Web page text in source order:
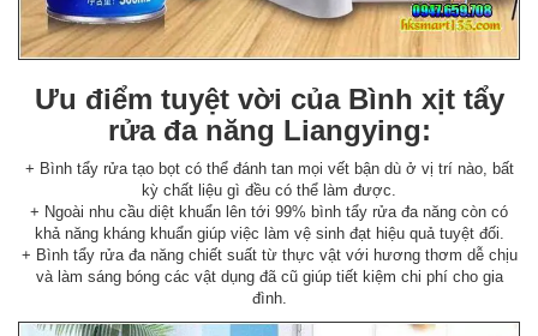
Ưu điểm tuyệt vời của Bình xịt tẩy
rửa đa năng Liangying:
+ Bình tẩy rửa tạo bọt có thể đánh tan mọi vết bận dù ở vị trí nào, bất
kỳ chất liệu gì đều có thể làm được.
+ Ngoài nhu cầu diệt khuẩn lên tới 99% bình tẩy rửa đa năng còn có
khả năng kháng khuẩn giúp việc làm vệ sinh đạt hiệu quả tuyệt đối.
+ Bình tẩy rửa đa năng chiết suất từ thực vật với hương thơm dễ chịu
và làm sáng bóng các vật dụng đã cũ giúp tiết kiệm chi phí cho gia
đình.